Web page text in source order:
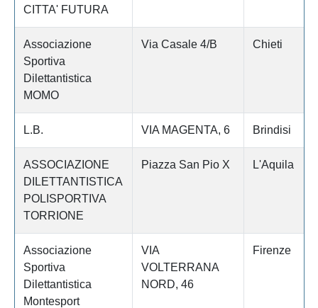
CITTA' FUTURA
Associazione
Sportiva
Dilettantistica
MOMO
Via Casale 4/B Chieti
L.B. VIA MAGENTA, 6 Brindisi
ASSOCIAZIONE
DILETTANTISTICA
POLISPORTIVA
TORRIONE
Piazza San Pio X L'Aquila
Associazione
Sportiva
Dilettantistica
Montesport
VIA
VOLTERRANA
NORD, 46
Firenze